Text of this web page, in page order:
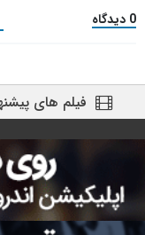
0 دیدگاه
فیلم های